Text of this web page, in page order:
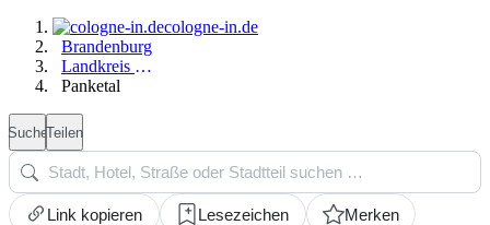
cologne-in.de
Brandenburg
Landkreis Barnim
Panketal
SucheTeilen
Link kopieren Lesezeichen Merken